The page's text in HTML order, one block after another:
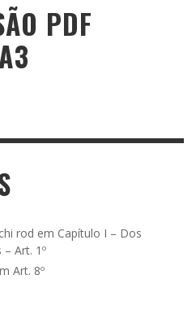
PDF
rod em Capítulo I – Dos
Art. 1º
Art. 8º